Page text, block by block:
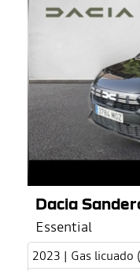
Dacia
Essential
2023 | Gas